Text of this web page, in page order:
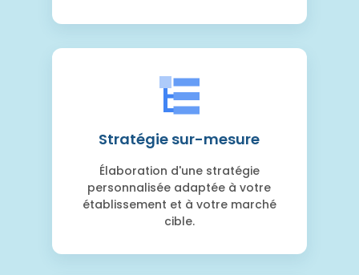
Stratégie sur-mesure
Élaboration d'une stratégie
personnalisée adaptée à votre
établissement et à votre marché
cible.